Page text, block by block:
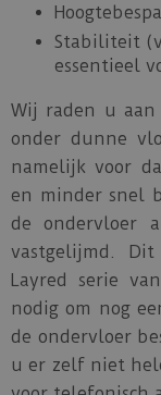
Stabiliteit
essentieel
Wij raden u
onder dunne
namelijk voor
en minder snel
de ondervloer
vastgelijmd.
Layred serie van
nodig om nog
de ondervloer
u er zelf niet